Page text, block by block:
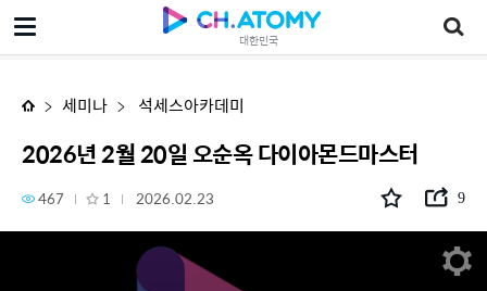
대한민국
2026년 2월 20일 오순옥 다이아몬드마스터
세미나 석세스아카데미
2026년 2월 20일 오순옥 다이아몬드마스터
467 1 2026.02.23 9